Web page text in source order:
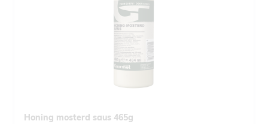
Honing mosterd saus 465g